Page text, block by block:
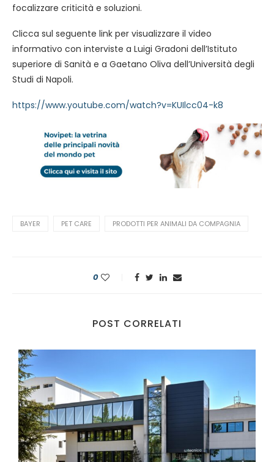
focalizzare criticità e soluzioni.
Clicca sul seguente link per visualizzare il video
informativo con interviste a Luigi Gradoni dell’Istituto
superiore di Sanità e a Gaetano Oliva dell’Università degli
Studi di Napoli.
https://www.youtube.com/watch?v=KUIlcc04-k8
BAYER PET CARE PRODOTTI PER ANIMALI DA COMPAGNIA
0
POST CORRELATI